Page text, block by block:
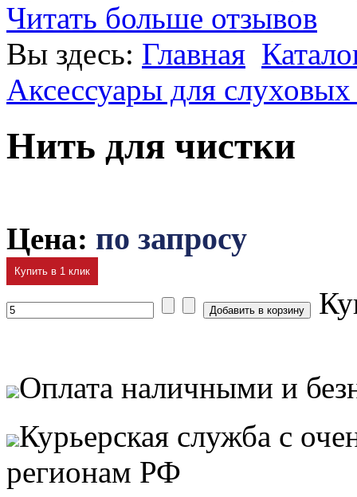
Читать больше отзывов
Вы здесь: Главная
Аксессуары для слуховых
Нить для чистки
Цена: по запросу
Купить в 1 клик
Оплата наличными и
Курьерская служба с
регионам РФ